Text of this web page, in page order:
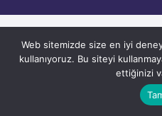
Web sitemizde size en iyi
kullanıyoruz. Bu siteyi
ettiğinizi